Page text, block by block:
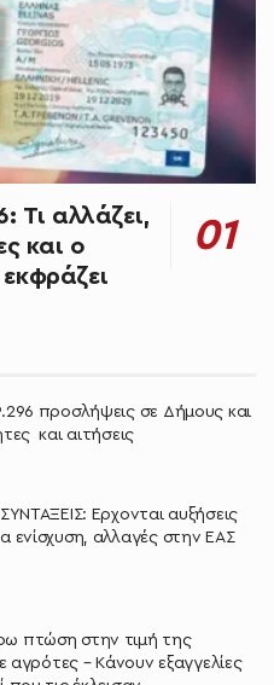
Τι αλλάζει,
και ο
προσλήψεις σε Δήμους και
και αιτήσεις
Έρχονται αυξήσεις
ενίσχυση, αλλαγές στην ΕΑΣ
πτώση στην τιμή της
αγρότες – Κάνουν εξαγγελίες